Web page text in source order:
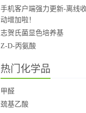
手机客户端强力更新-离线
动增加啦！
志贺氏菌显色培养基
Z-D-丙氨酸
热门化学品
甲醛
巯基乙酸